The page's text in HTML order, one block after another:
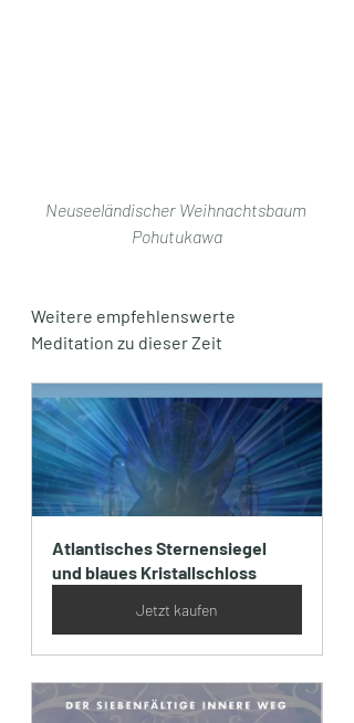
Neuseeländischer Weihnachtsbaum
Pohutukawa
Weitere empfehlenswerte
Meditation zu dieser Zeit
Atlantisches Sternensiegel
und blaues Kristallschloss
Jetzt kaufen